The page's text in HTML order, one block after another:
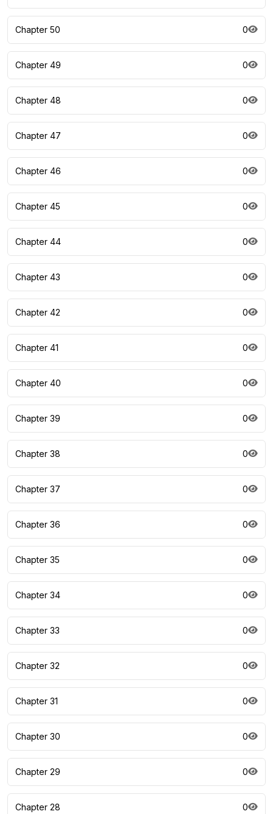
Chapter 50 0
Chapter 49 0
Chapter 48 0
Chapter 47 0
Chapter 46 0
Chapter 45 0
Chapter 44 0
Chapter 43 0
Chapter 42 0
Chapter 41 0
Chapter 40 0
Chapter 39 0
Chapter 38 0
Chapter 37 0
Chapter 36 0
Chapter 35 0
Chapter 34 0
Chapter 33 0
Chapter 32 0
Chapter 31 0
Chapter 30 0
Chapter 29 0
Chapter 28 0